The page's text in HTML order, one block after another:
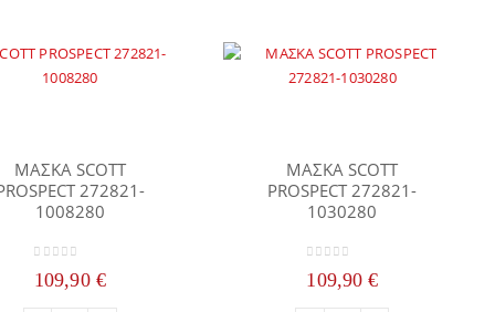
ΜΑΣΚΑ SCOTT
272821-
1008280
109,90 €
ΜΑΣΚΑ SCOTT
PROSPECT 272821-
1030280
109,90€